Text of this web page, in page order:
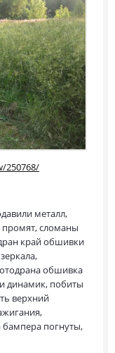
250768/
металл,
промят, сломаны
край обшивки
обшивка
динамик, побиты
верхний
погнуты,